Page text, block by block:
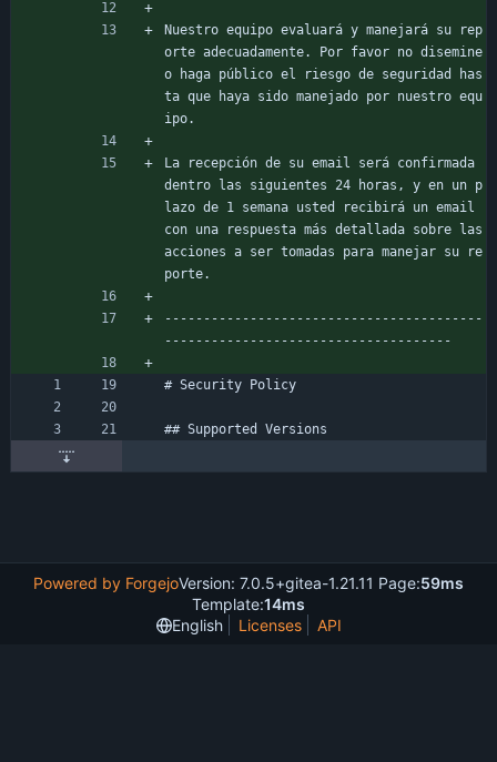
Nuestro equipo evaluará y manejará su rep
orte adecuadamente. Por favor no disemine
o haga público el riesgo de seguridad has
ta que haya sido manejado por nuestro equ
ipo.
La recepción de su email será confirmada
dentro las siguientes 24 horas, y en un p
lazo de 1 semana usted recibirá un email
con una respuesta más detallada sobre las
acciones a ser tomadas para manejar su re
porte.
-----------------------------------------
-------------------------------------
# Security Policy
## Supported Versions
Powered by ForgejoVersion: 7.0.5+gitea-1.21.11 Page:59ms
Template:14ms
English
Licenses API